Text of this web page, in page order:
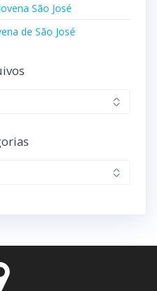
São José
de São José